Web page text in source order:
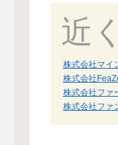
近
株式会社マイ
株式会社
株式会社ファ
株式会社ファ